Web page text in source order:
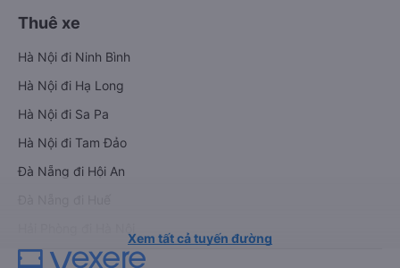
Thuê xe
Hà Nội đi Ninh Bình
Hà Nội đi Hạ Long
Hà Nội đi Sa Pa
Hà Nội đi Tam Đảo
Đà Nẵng đi Hội An
Xem tất cả tuyến đường